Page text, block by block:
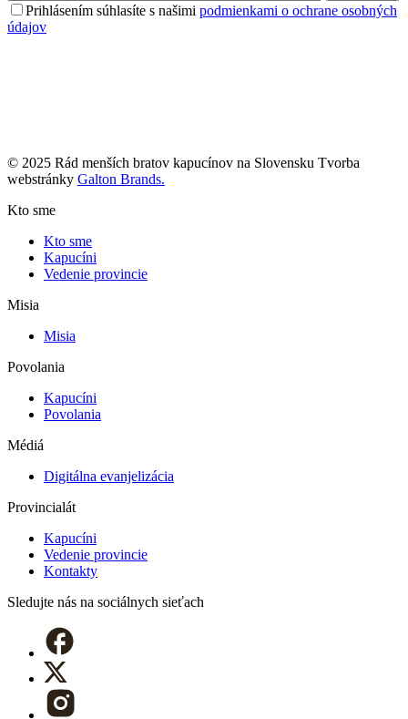
Prihlásením súhlasíte s našimi podmienkami o ochrane osobných
údajov
© 2025 Rád menších bratov kapucínov na Slovensku Tvorba
webstránky Galton Brands.
Kto sme
Kto sme
Kapucíni
Vedenie provincie
Misia
Misia
Povolania
Kapucíni
Povolania
Médiá
Digitálna evanjelizácia
Provincialát
Kapucíni
Vedenie provincie
Kontakty
Sledujte nás na sociálnych sieťach